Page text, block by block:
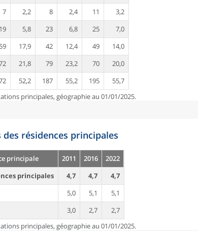
7 2,2 8 2,4 11
3,2
19 5,8 23 6,8 25
7,0
59 17,9 42 12,4 49
14,0
21,8 79 23,2 70
20,0
52,2 187 55,2 195
55,7
principales, géographie au 01/01/2025.
des résidences principales
principale 2011 2016
2022
principales
4,7 4,7
4,7
5,0 5,1
5,1
3,0 2,7
2,7
principales, géographie au 01/01/2025.